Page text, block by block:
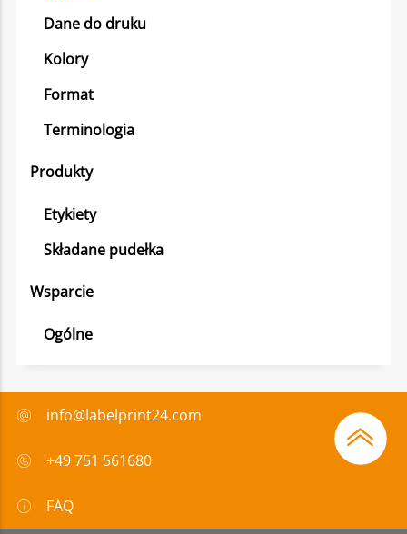
Dane do druku
Kolory
Format
Terminologia
Produkty
Etykiety
Składane pudełka
Wsparcie
Ogólne
info@labelprint24.com
+49 751 561680
FAQ